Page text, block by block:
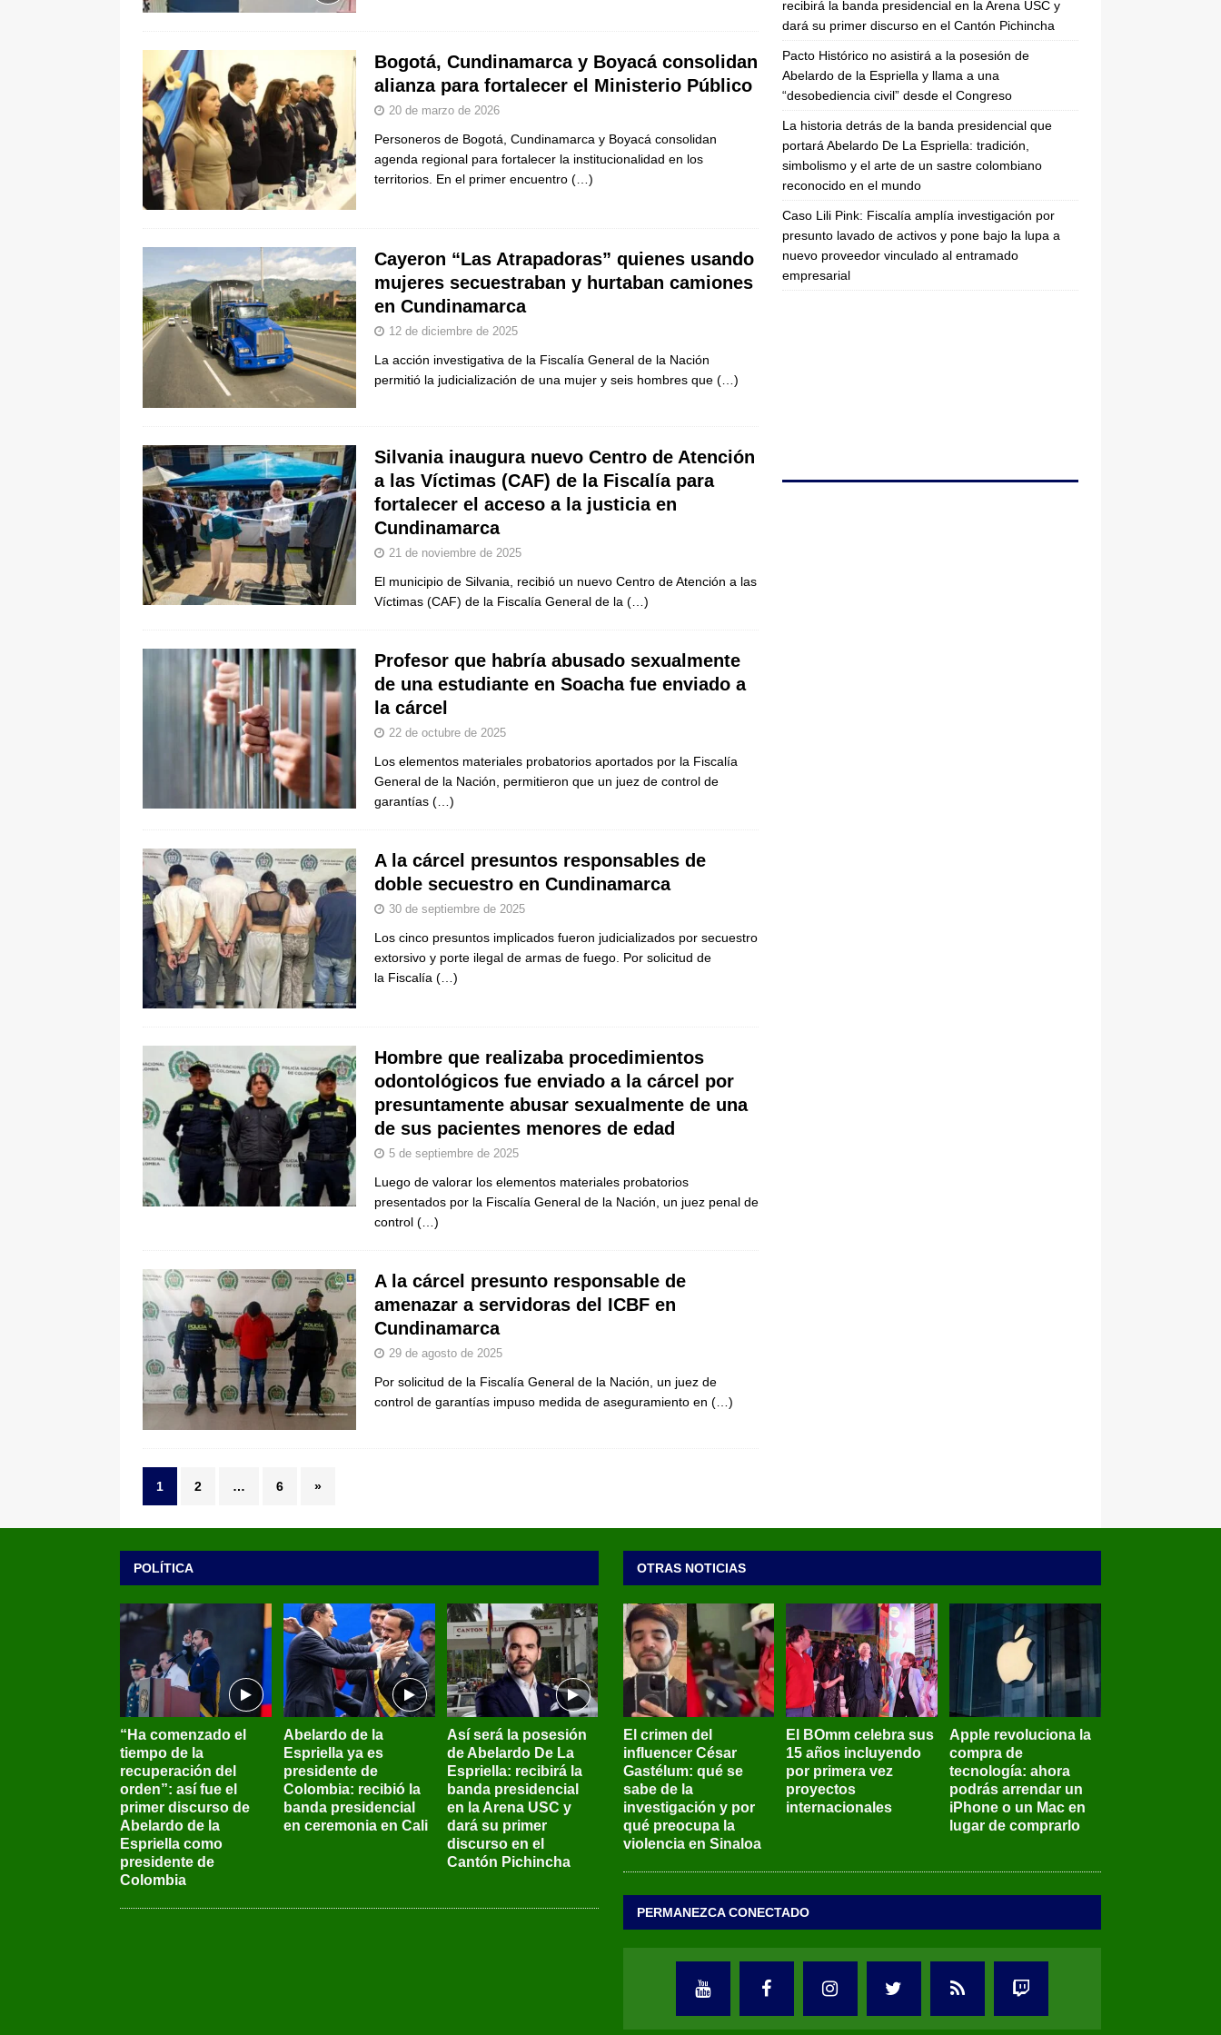
Bogotá, Cundinamarca y Boyacá consolidan
alianza para fortalecer el Ministerio Público
20 de marzo de 2026
Personeros de Bogotá, Cundinamarca y Boyacá consolidan
agenda regional para fortalecer la institucionalidad en los
territorios. En el primer encuentro (…)
Cayeron “Las Atrapadoras” quienes usando
mujeres secuestraban y hurtaban camiones
en Cundinamarca
12 de diciembre de 2025
La acción investigativa de la Fiscalía General de la Nación
permitió la judicialización de una mujer y seis hombres que (…)
Silvania inaugura nuevo Centro de Atención
a las Víctimas (CAF) de la Fiscalía para
fortalecer el acceso a la justicia en
Cundinamarca
21 de noviembre de 2025
El municipio de Silvania, recibió un nuevo Centro de Atención a las
Víctimas (CAF) de la Fiscalía General de la (…)
Profesor que habría abusado sexualmente
de una estudiante en Soacha fue enviado a
la cárcel
22 de octubre de 2025
Los elementos materiales probatorios aportados por la Fiscalía
General de la Nación, permitieron que un juez de control de
garantías (…)
A la cárcel presuntos responsables de
doble secuestro en Cundinamarca
30 de septiembre de 2025
Los cinco presuntos implicados fueron judicializados por secuestro
extorsivo y porte ilegal de armas de fuego. Por solicitud de
la Fiscalía (…)
Hombre que realizaba procedimientos
odontológicos fue enviado a la cárcel por
presuntamente abusar sexualmente de una
de sus pacientes menores de edad
5 de septiembre de 2025
Luego de valorar los elementos materiales probatorios
presentados por la Fiscalía General de la Nación, un juez penal de
control (…)
A la cárcel presunto responsable de
amenazar a servidoras del ICBF en
Cundinamarca
29 de agosto de 2025
Por solicitud de la Fiscalía General de la Nación, un juez de
control de garantías impuso medida de aseguramiento en (…)
1 2 … 6 »
recibirá la banda presidencial en la Arena USC y
dará su primer discurso en el Cantón Pichincha
Pacto Histórico no asistirá a la posesión de
Abelardo de la Espriella y llama a una
“desobediencia civil” desde el Congreso
La historia detrás de la banda presidencial que
portará Abelardo De La Espriella: tradición,
simbolismo y el arte de un sastre colombiano
reconocido en el mundo
Caso Lili Pink: Fiscalía amplía investigación por
presunto lavado de activos y pone bajo la lupa a
nuevo proveedor vinculado al entramado
empresarial
POLÍTICA
“Ha comenzado el
tiempo de la
recuperación del
orden”: así fue el
primer discurso de
Abelardo de la
Espriella como
presidente de
Colombia
Abelardo de la
Espriella ya es
presidente de
Colombia: recibió la
banda presidencial
en ceremonia en Cali
Así será la posesión
de Abelardo De La
Espriella: recibirá la
banda presidencial
en la Arena USC y
dará su primer
discurso en el
Cantón Pichincha
OTRAS NOTICIAS
El crimen del
influencer César
Gastélum: qué se
sabe de la
investigación y por
qué preocupa la
violencia en Sinaloa
El BOmm celebra sus
15 años incluyendo
por primera vez
proyectos
internacionales
Apple revoluciona la
compra de
tecnología: ahora
podrás arrendar un
iPhone o un Mac en
lugar de comprarlo
PERMANEZCA CONECTADO